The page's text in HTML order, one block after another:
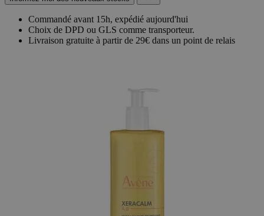
Commandé avant 15h, expédié aujourd'hui
Choix de DPD ou GLS comme transporteur.
Livraison gratuite à partir de 29€ dans un point de relais